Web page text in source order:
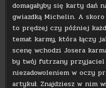
domagałyby się karty dań
gwiazdką Michelin. A
to prędzej czy później
temat karmy, która łączy
scenę wchodzi Josera
by twój futrzany
niezadowoleniem w oczy
artykuł. Znajdziesz w nim